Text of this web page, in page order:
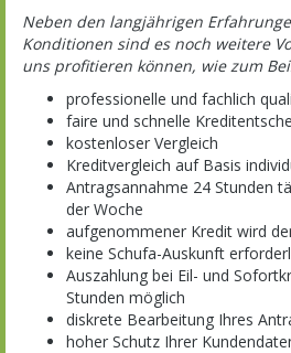
Neben den langjährigen
Konditionen sind es noch weitere
uns profitieren können, wie zum
professionelle und fachlich
faire und schnelle
kostenloser Vergleich
Kreditvergleich auf Basis
Antragsannahme 24 Stunden
der Woche
aufgenommener Kredit wird
keine Schufa-Auskunft
Auszahlung bei Eil- und
Stunden möglich
diskrete Bearbeitung Ihres
hoher Schutz Ihrer